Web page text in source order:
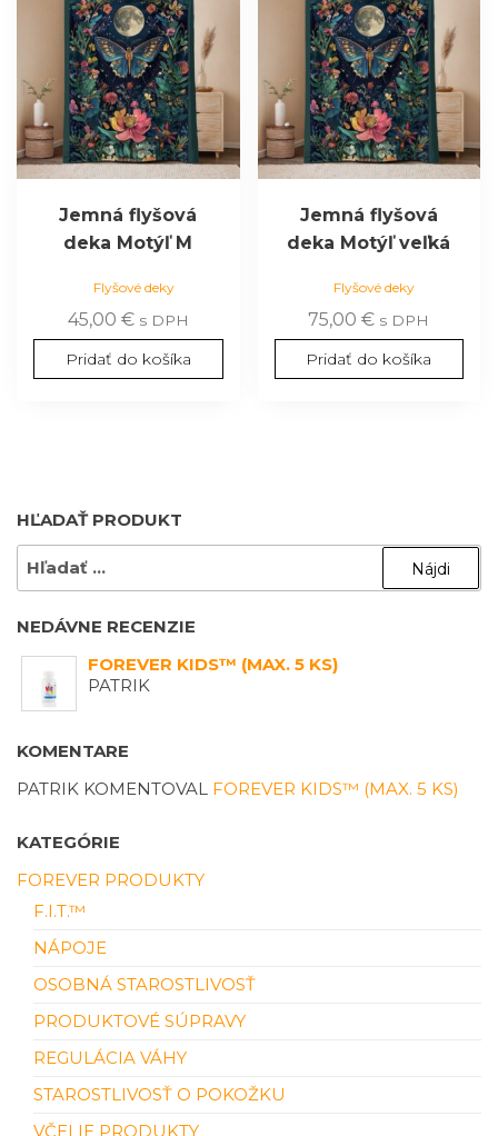
Jemná flyšová
deka Motýľ M
Flyšové deky
45,00 € s DPH
Pridať do košíka
Jemná flyšová
deka Motýľ veľká
Flyšové deky
75,00€ s DPH
Pridať do košíka
HĽADAŤ PRODUKT
HĽADAŤ:
NEDÁVNE RECENZIE
FOREVER KIDS™ (MAX. 5 KS)
PATRIK
KOMENTARE
PATRIK KOMENTOVAL FOREVER KIDS™ (MAX. 5 KS)
KATEGÓRIE
FOREVER PRODUKTY
F.I.T.™
NÁPOJE
OSOBNÁ STAROSTLIVOSŤ
PRODUKTOVÉ SÚPRAVY
REGULÁCIA VÁHY
STAROSTLIVOSŤ O POKOŽKU
VČELIE PRODUKTY